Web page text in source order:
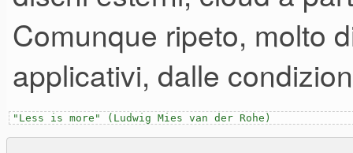
Comunque ripeto, molto
applicativi, dalle
"Less is more" (Ludwig Mies van der Rohe)